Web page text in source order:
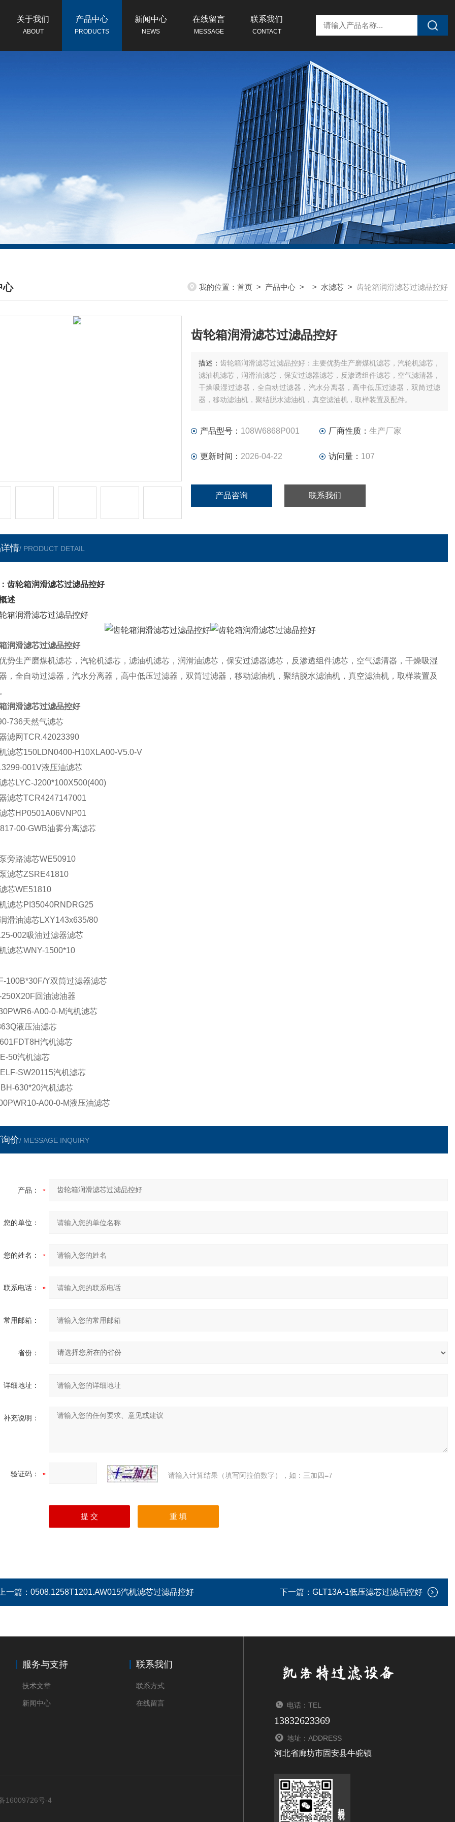
关于我们
ABOUT
产品中心
PRODUCTS
新闻中心
NEWS
在线留言
MESSAGE
联系我们
CONTACT
心
CENTER
我的位置： 首页 > 产品中心 > > 水滤芯 > 齿轮箱润滑滤芯过滤品控好
齿轮箱润滑滤芯过滤品控好
描述： 齿轮箱润滑滤芯过滤品控好：主要优势生产磨煤机滤芯，汽轮机滤芯，
滤油机滤芯，润滑油滤芯，保安过滤器滤芯，反渗透组件滤芯，空气滤清器，
干燥吸湿过滤器，全自动过滤器，汽水分离器，高中低压过滤器，双筒过滤
器，移动滤油机，聚结脱水滤油机，真空滤油机，取样装置及配件。
产品型号： 108W6868P001 厂商性质： 生产厂家
更新时间： 2026-04-22 访问量： 107
产品咨询 联系我们
情/ PRODUCT DETAIL
齿轮箱润滑滤芯过滤品控好
述
润滑滤芯过滤品控好
势生产磨煤机滤芯，汽轮机滤芯，滤油机滤芯，润滑油滤芯，保安过滤器滤芯，反渗透组件滤芯，空气滤清器，干燥吸湿
，全自动过滤器，汽水分离器，高中低压过滤器，双筒过滤器，移动滤油机，聚结脱水滤油机，真空滤油机，取样装置及
润滑滤芯过滤品控好
736天然气滤芯
滤网TCR.42023390
滤芯150LDN0400-H10XLA00-V5.0-V
001V液压油滤芯
芯LYC-J200*100X500(400)
滤芯TCR4247147001
芯HP0501A06VNP01
00-GWB油雾分离滤芯
旁路滤芯WE50910
滤芯ZSRE41810
芯WE51810
滤芯PI35040RNDRG25
滑油滤芯LXY143x635/80
002吸油过滤器滤芯
滤芯WNY-1500*10
100B*30F/Y双筒过滤器滤芯
回油滤油器
A00-0-M汽机滤芯
液压油滤芯
汽机滤芯
50汽机滤芯
SW20115汽机滤芯
630*20汽机滤芯
A00-0-M液压油滤芯
价/ MESSAGE INQUIRY
产品：
您的单位：
您的姓名：
联系电话：
常用邮箱：
省份：
详细地址：
补充说明：
验证码： 请输入计算结果（填写阿拉伯数字），如：三加四=7
一篇： 0508.1258T1201.AW015汽机滤芯过滤品控好 下一篇： GLT13A-1低压滤芯过滤品控好
服务与支持
技术文章
新闻中心
联系我们
联系方式
在线留言
16009726号-4
电话：TEL
13832623369
地址：ADDRESS
河北省廊坊市固安县牛驼镇